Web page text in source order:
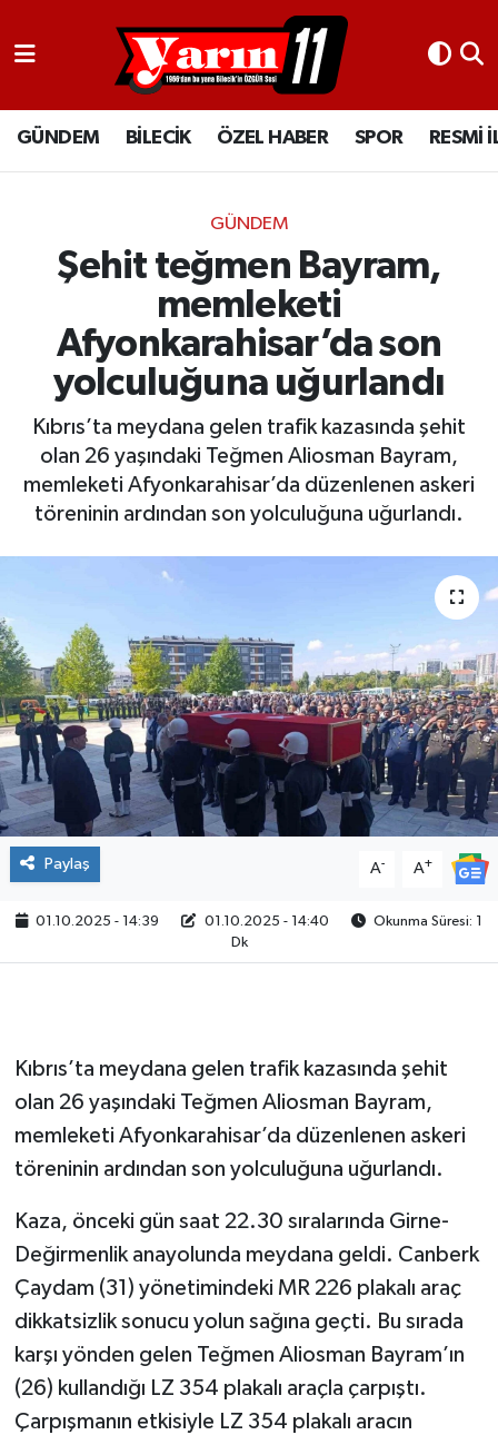
GÜNDEM BİLECİK ÖZEL HABER SPOR RESMİ
GÜNDEM
Şehit teğmen Bayram,
memleketi
Afyonkarahisar’da son
yolculuğuna uğurlandı
Kıbrıs’ta meydana gelen trafik kazasında şehit
olan 26 yaşındaki Teğmen Aliosman Bayram,
memleketi Afyonkarahisar’da düzenlenen askeri
töreninin ardından son yolculuğuna uğurlandı.
Paylaş A- A+
01.10.2025 - 14:39 01.10.2025 - 14:40
Okunma Süresi: 1
Dk
Kıbrıs’ta meydana gelen trafik kazasında şehit
olan 26 yaşındaki Teğmen Aliosman Bayram,
memleketi Afyonkarahisar’da düzenlenen askeri
töreninin ardından son yolculuğuna uğurlandı.
Kaza, önceki gün saat 22.30 sıralarında Girne-
Değirmenlik anayolunda meydana geldi. Canberk
Çaydam (31) yönetimindeki MR 226 plakalı araç
dikkatsizlik sonucu yolun sağına geçti. Bu sırada
karşı yönden gelen Teğmen Aliosman Bayram’ın
(26) kullandığı LZ 354 plakalı araçla çarpıştı.
Çarpışmanın etkisiyle LZ 354 plakalı aracın
GÜNDEM
BİLECİK
SPOR
RESMİ İLANLAR
Bilecik Nöbetçi Eczaneler
Bilecik Hava Durumu
Bilecik Trafik Yoğunluk Haritası
Süper Lig Puan Durumu ve Fikstür
Tüm Manşetler
Son Dakika Haberleri
Haber Arşivi